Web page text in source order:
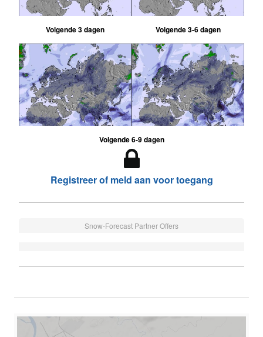
Volgende 3 dagen Volgende 3-6 dagen
Volgende 6-9 dagen
Registreer of meld aan voor toegang
Snow-Forecast Partner Offers